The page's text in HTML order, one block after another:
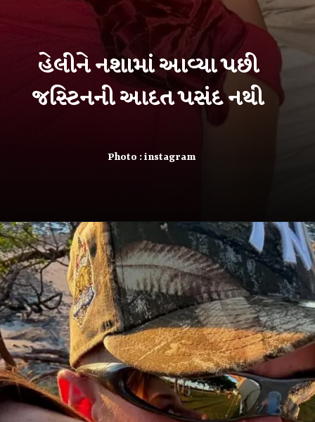
Photo : instagram
હેલીને નશામાં આવ્યા પછી
જસ્ટિનની આદત પસંદ નથી